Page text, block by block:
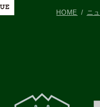
HOME ニ